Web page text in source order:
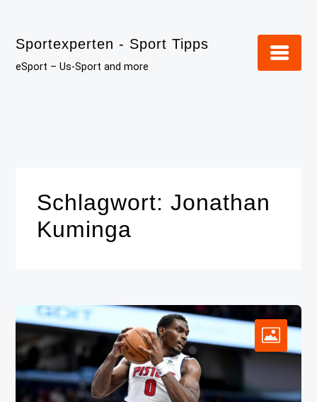
content
Sportexperten - Sport Tipps
eSport – Us-Sport and more
Schlagwort:Jonathan
Kuminga